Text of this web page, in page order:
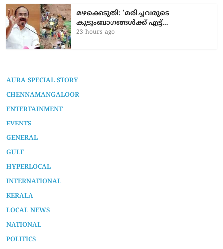
മഴക്കെടുതി: ‘മരിച്ചവരുടെ
കുടുംബാഗങ്ങൾക്ക് എട്ട്…
23 hours ago
AURA SPECIAL STORY
CHENNAMANGALOOR
ENTERTAINMENT
EVENTS
GENERAL
GULF
HYPERLOCAL
INTERNATIONAL
KERALA
LOCAL NEWS
NATIONAL
POLITICS